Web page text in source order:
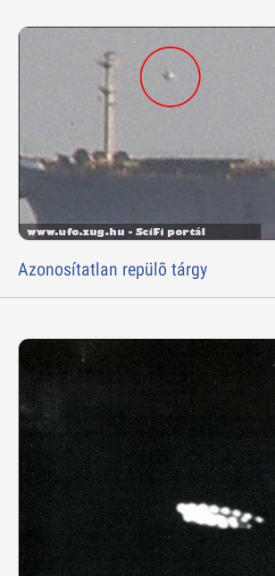
Azonosítatlan repülõ tárgy